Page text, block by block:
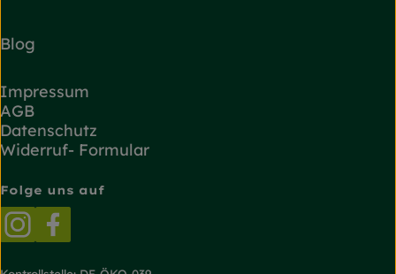
Blog
Impressum
AGB
Datenschutz
Widerruf- Formular
Folge uns auf
Externer Link zu https://